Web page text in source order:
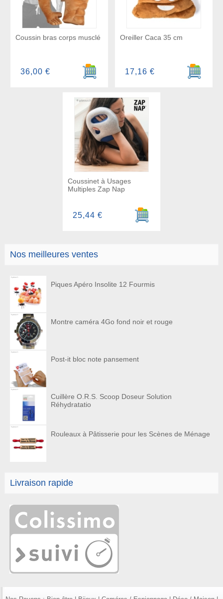
Nos meilleures ventes
Piques Apéro Insolite 12 Fourmis
Montre caméra 4Go fond noir et rouge
Post-it bloc note pansement
Cuillère O.R.S. Scoop Doseur Solution
Réhydratatio
Rouleaux à Pâtisserie pour les Scènes de Ménage
Livraison rapide
Coussin bras corps musclé
Ajouter au panier
36,00 €
Oreiller Caca 35 cm
Ajouter
17,16 €
Coussinet à Usages
Multiples Zap Nap
Ajouter au panier
25,44 €